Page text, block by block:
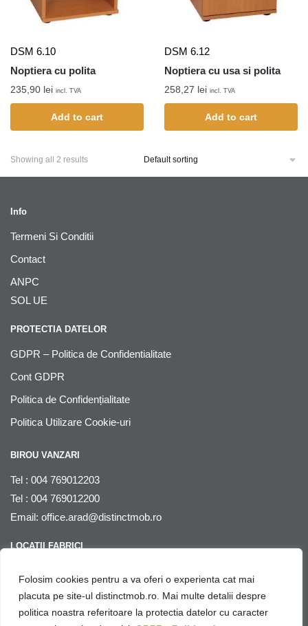
Folosim cookies pentru a va oferi o experienta cat mai
placuta pe site-ul distinctmob.ro. Mai multe detalii despre
politica noastra referitoare la protectia datelor cu caracter
DSM 6.10
Noptiera cu polita
235,90 lei incl. TVA
Add to cart
DSM 6.12
Noptiera cu usa si polita
258,27 lei incl. TVA
Add to cart
Showing all 2 results
Info
Termeni Si Conditii
Contact
ANPC
SOL UE
PROTECTIA DATELOR
GDPR – Politica de Confidentialitate
Cont GDPR
Politica de Confidențialitate
Politica Utilizare Cookie-uri
BIROU VANZARI
Tel : 004 769012203
Tel : 004 769012200
Email: office.arad@distinctmob.ro
LOCATII FABRICI
Romania
© Distinctmob 2020